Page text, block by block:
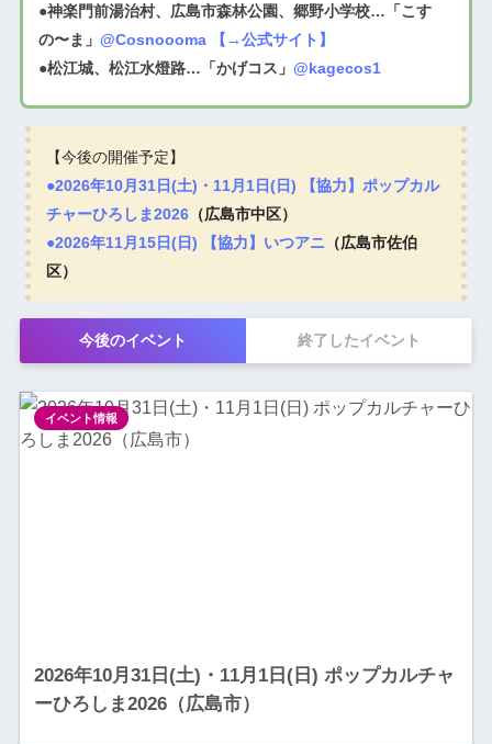
●神楽門前湯治村、広島市森林公園、郷野小学校…「こす
の〜ま」@Cosnoooma
【→公式サイト】
●松江城、松江水燈路…「かげコス」@kagecos1
【今後の開催予定】
●2026年10月31日(土)・11月1日(日) 【協力】ポップカル
チャーひろしま2026 （広島市中区）
●2026年11月15日(日) 【協力】いつアニ （広島市佐伯
区）
今後のイベント 終了したイベント
2026年10月31日(土)・11月1日(日) ポップカルチャ
ーひろしま2026（広島市）
イベント情報